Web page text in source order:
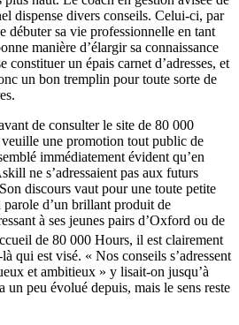
dispense divers conseils. Celui-ci, par
débuter sa vie professionnelle en tant
manière d’élargir sa connaissance
constituer un épais carnet d’adresses, et
un bon tremplin pour toute sorte de
de consulter le site de 80 000
une promotion tout public de
immédiatement évident qu’en
ne s’adressaient pas aux futurs
discours vaut pour une toute petite
parole d’un brillant produit de
à ses jeunes pairs d’Oxford ou de
de 80 000 Hours, il est clairement
qui est visé. « Nos conseils s’adressent
et ambitieux » y lisait-on jusqu’à
un peu évolué depuis, mais le sens reste